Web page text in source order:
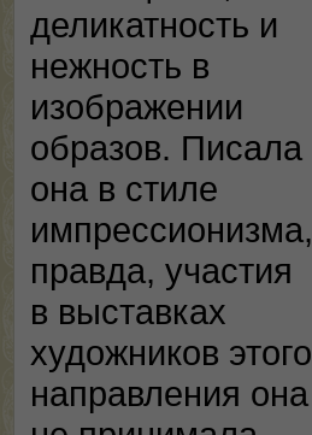
деликатность и
нежность в
изображении
образов. Писала
она в стиле
импрессионизма,
правда, участия
в выставках
художников этого
направления она